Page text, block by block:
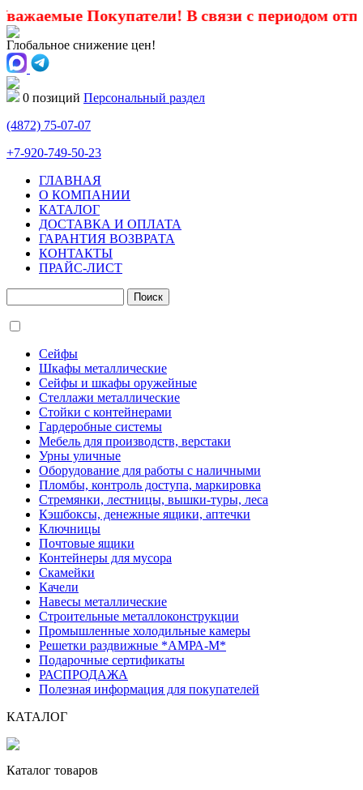
Покупатели! В связи с периодом
Глобальное снижение цен!
0 позиций Персональный раздел
(4872) 75-07-07
+7-920-749-50-23
ГЛАВНАЯ
О КОМПАНИИ
КАТАЛОГ
ДОСТАВКА И ОПЛАТА
ГАРАНТИЯ ВОЗВРАТА
КОНТАКТЫ
ПРАЙС-ЛИСТ
Сейфы
Шкафы металлические
Сейфы и шкафы оружейные
Стеллажи металлические
Стойки с контейнерами
Гардеробные системы
Мебель для производств, верстаки
Урны уличные
Оборудование для работы с наличными
Пломбы, контроль доступа, маркировка
Стремянки, лестницы, вышки-туры, леса
Кэшбоксы, денежные ящики, аптечки
Ключницы
Почтовые ящики
Контейнеры для мусора
Скамейки
Качели
Навесы металлические
Строительные металлоконструкции
Промышленные холодильные камеры
Решетки раздвижные *АМРА-М*
Подарочные сертификаты
РАСПРОДАЖА
Полезная информация для покупателей
КАТАЛОГ
Каталог товаров